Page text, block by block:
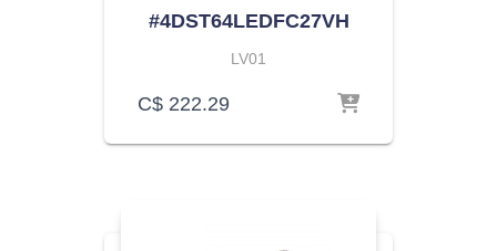
#4DST64LEDFC27VH
LV01
C$ 222.29